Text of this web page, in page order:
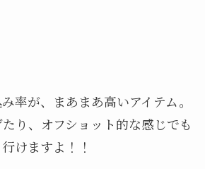
率が、まあまあ高いアイテム。
り、オフショット的な感じでも
行けますよ！！